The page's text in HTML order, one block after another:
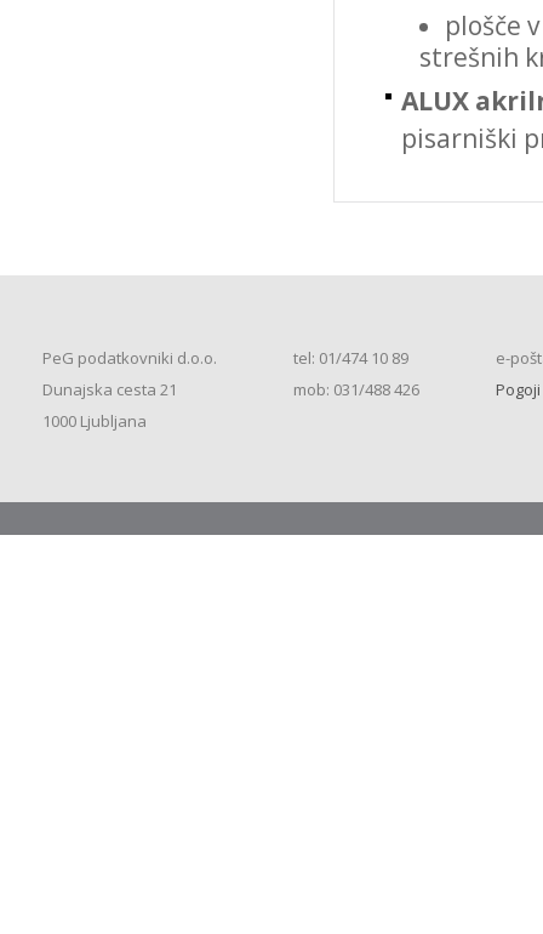
plošče
strešnih
ALUX
pisarniški
PeG podatkovniki d.o.o.
Dunajska cesta 21
1000 Ljubljana
tel: 01/474 10 89
mob: 031/488 426
e-